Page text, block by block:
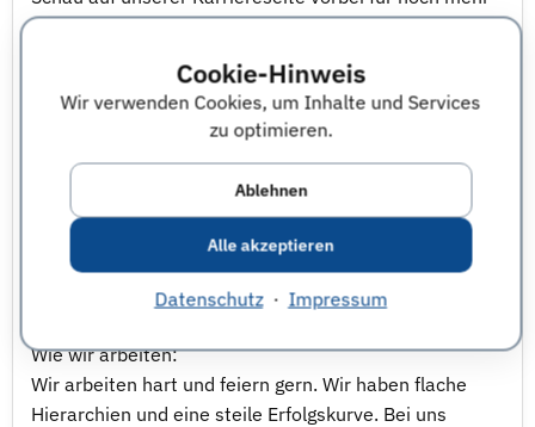
Cookie-Hinweis
Wir verwenden Cookies, um Inhalte und Services
zu optimieren.
Ablehnen
Alle akzeptieren
Datenschutz· Impressum
Insights über das Smarketer Team:
Das sind wir:
Wir sind eine junge, dynamische Marketing Agentur mit
Leidenschaft für Google Ads. Als größte reine Google
Ads Agentur im deutschsprachigen Raum bringen wir
Unternehmen an die Spitze. Gemeinsam sind wir auf
dem Weg die größte Google Ads Agentur in Europa zu
Wie wir arbeiten:
Wir arbeiten hart und feiern gern. Wir haben flache
Hierarchien und eine steile Erfolgskurve. Bei uns